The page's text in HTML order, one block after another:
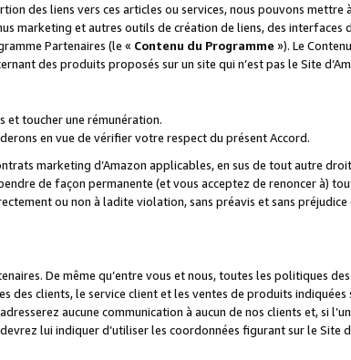
des liens vers ces articles ou services, nous pouvons mettre
marketing et autres outils de création de liens, des interfaces
Partenaires (le « Contenu du Programme »). Le
des produits proposés sur un site qui n’est pas le Site
et toucher une rémunération.
en vue de vérifier votre respect du présent Accord.
marketing d’Amazon applicables, en sus de tout autre
de façon permanente (et vous acceptez de renoncer à)
ou non à ladite violation, sans préavis et sans
De même qu’entre vous et nous, toutes les politiques
clients, le service client et les ventes de produits indiquées
aucune communication à aucun de nos clients et, si
lui indiquer d’utiliser les coordonnées figurant sur le Site